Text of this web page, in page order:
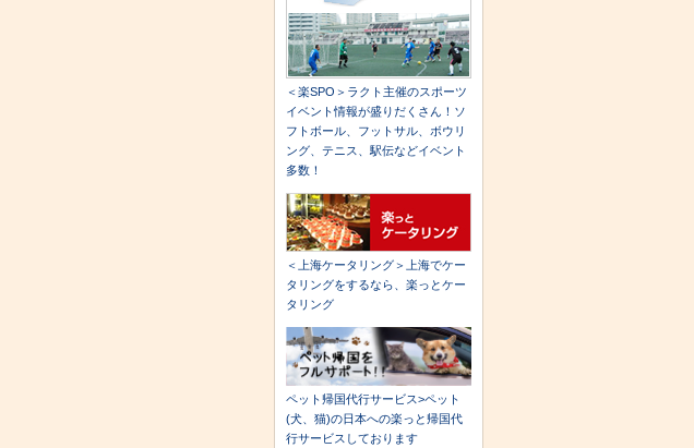
＜楽SPO＞ラクト主催のスポーツ
イベント情報が盛りだくさん！ソ
フトボール、フットサル、ボウリ
ング、テニス、駅伝などイベント
多数！
＜上海ケータリング＞上海でケー
タリングをするなら、楽っとケー
タリング
ペット帰国代行サービス>ペット
(犬、猫)の日本への楽っと帰国代
行サービスしております